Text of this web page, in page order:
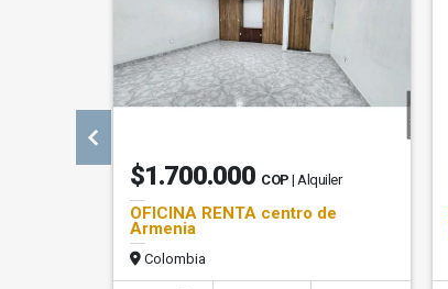
$1.700.000 COP | Alquiler
OFICINA RENTA centro de
Armenia
Colombia